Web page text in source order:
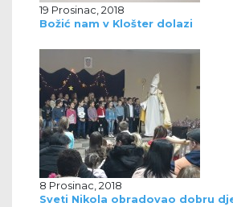
19 Prosinac, 2018
Božić nam v Klošter dolazi
8 Prosinac, 2018
Sveti Nikola obradovao dobru